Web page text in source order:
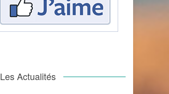
Les Actualités